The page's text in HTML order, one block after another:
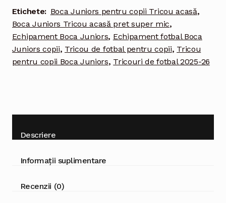
și
pantaloni
Etichete: Boca Juniors pentru copii Tricou acasă,
Boca Juniors Tricou acasă pret super mic,
Echipament Boca Juniors, Echipament fotbal Boca
Juniors copii, Tricou de fotbal pentru copii, Tricou
pentru copii Boca Juniors, Tricouri de fotbal 2025-26
Descriere
Informații suplimentare
Recenzii (0)